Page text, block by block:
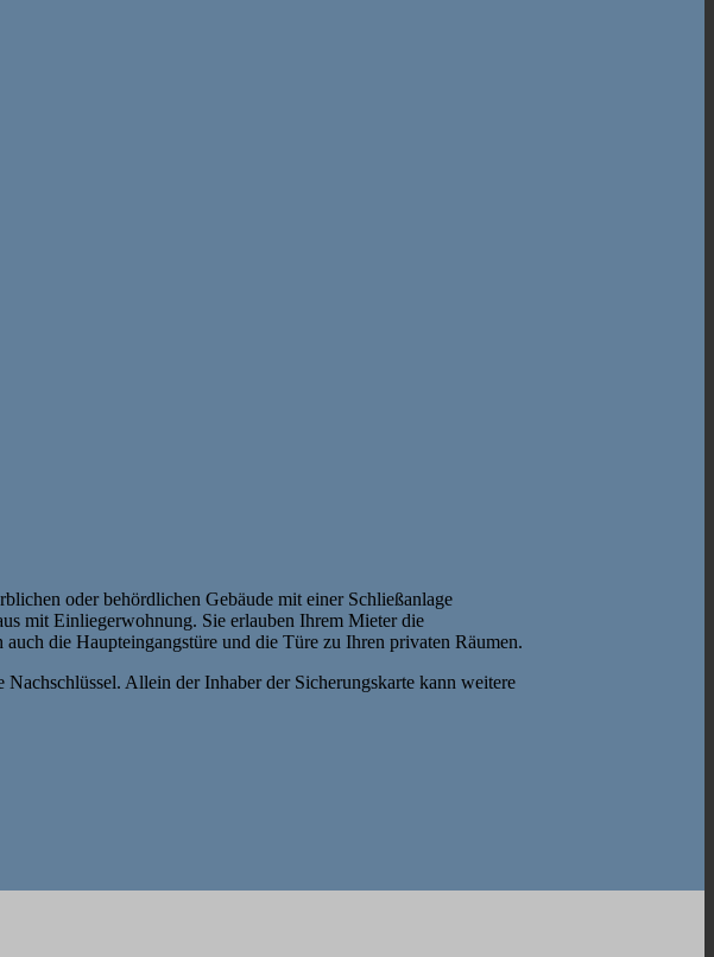
oder behördlichen Gebäude mit einer Schließanlage
mit Einliegerwohnung. Sie erlauben Ihrem Mieter die
die Haupteingangstüre und die Türe zu Ihren privaten Räumen.
Allein der Inhaber der Sicherungskarte kann weitere